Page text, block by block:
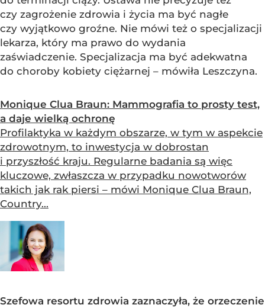
czy zagrożenie zdrowia i życia ma być nagłe
czy wyjątkowo groźne. Nie mówi też o specjalizacji
lekarza, który ma prawo do wydania
zaświadczenie. Specjalizacja ma być adekwatna
do choroby kobiety ciężarnej – mówiła Leszczyna.
Monique Clua Braun: Mammografia to prosty test,
a daje wielką ochronę
Profilaktyka w każdym obszarze, w tym w aspekcie
zdrowotnym, to inwestycja w dobrostan
i przyszłość kraju. Regularne badania są więc
kluczowe, zwłaszcza w przypadku nowotworów
takich jak rak piersi – mówi Monique Clua Braun,
Country...
Szefowa resortu zdrowia zaznaczyła, że orzeczenie